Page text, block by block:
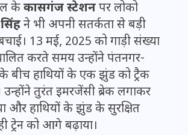
केकासगंज स्टेशनपर लोको
ने भी अपनी सतर्कता से बड़ी
13 मई, 2025 को गाड़ी संख्या
करते समय उन्होंने पंतनगर-
हाथियों के एक झुंड को ट्रैक
उन्होंने तुरंत इमरजेंसी ब्रेक लगाकर
और हाथियों के झुंड के सुरक्षित
ट्रेन को आगे बढ़ाया।